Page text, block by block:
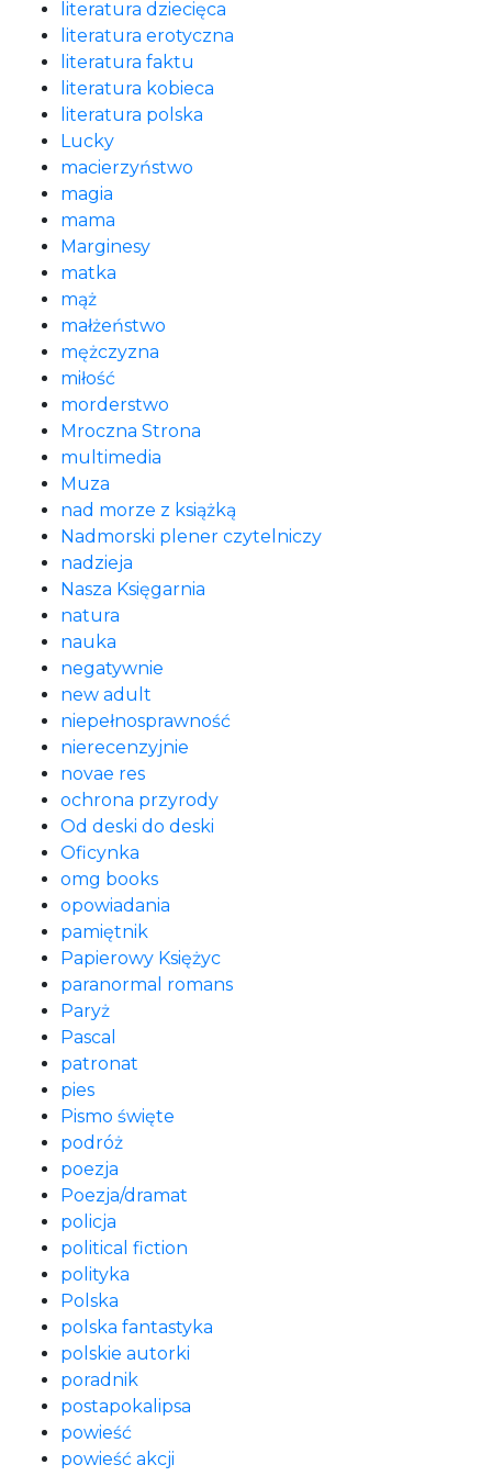
literatura dziecięca
literatura erotyczna
literatura faktu
literatura kobieca
literatura polska
Lucky
macierzyństwo
magia
mama
Marginesy
matka
mąż
małżeństwo
mężczyzna
miłość
morderstwo
Mroczna Strona
multimedia
Muza
nad morze z książką
Nadmorski plener czytelniczy
nadzieja
Nasza Księgarnia
natura
nauka
negatywnie
new adult
niepełnosprawność
nierecenzyjnie
novae res
ochrona przyrody
Od deski do deski
Oficynka
omg books
opowiadania
pamiętnik
Papierowy Księżyc
paranormal romans
Paryż
Pascal
patronat
pies
Pismo święte
podróż
poezja
Poezja/dramat
policja
political fiction
polityka
Polska
polska fantastyka
polskie autorki
poradnik
postapokalipsa
powieść
powieść akcji